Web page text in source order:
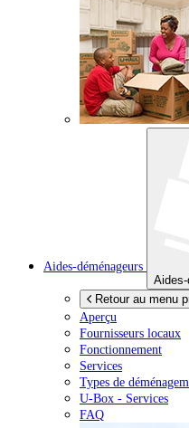
Aides-déménageurs
Retour au menu
Aperçu
Fournisseurs locaux
Fonctionnement
Services
Types de
U-Box - Services
FAQ